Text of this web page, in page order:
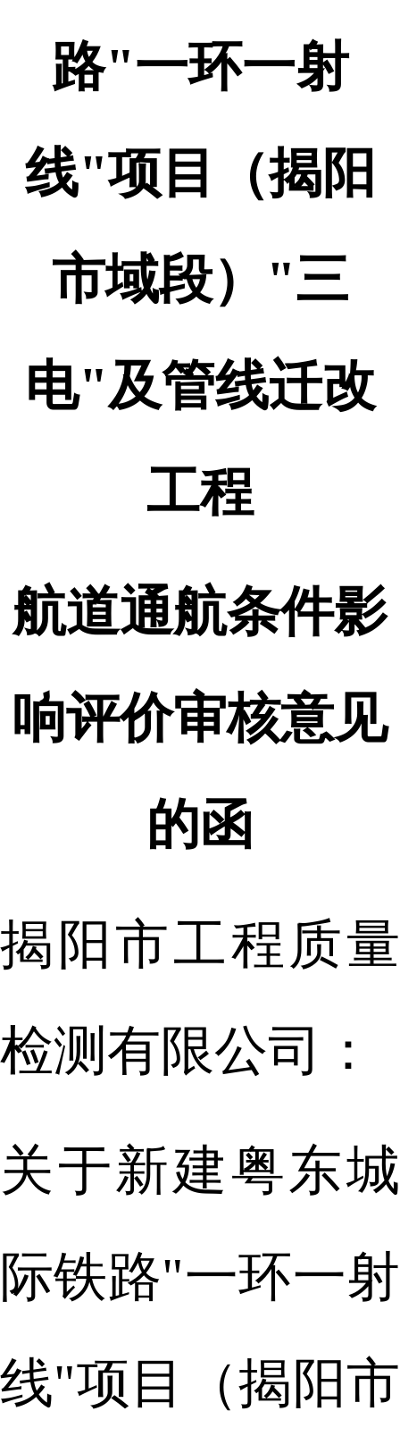
路"一环一射
线"项目（揭阳
市域段）"三
电"及管线迁改
工程
航道通航条件影
响评价审核意见
的函
揭阳市工程质量
检测有限公司：
关于新建粤东城
际铁路"一环一射
线"项目（揭阳市